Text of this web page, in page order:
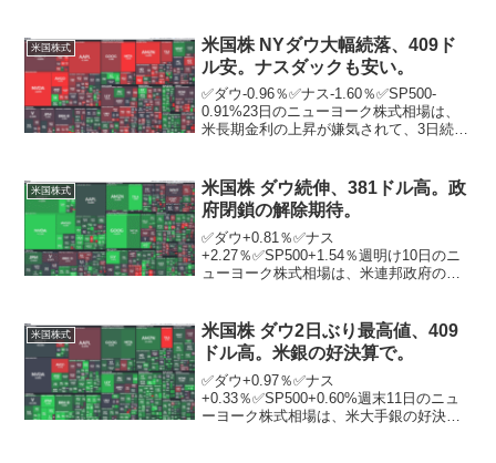
米国株式
米国株 NYダウ大幅続落、409ド
ル安。ナスダックも安い。
✅ダウ-0.96％✅ナス-1.60％✅SP500-
0.91%23日のニューヨーク株式相場は、
米長期金利の上昇が嫌気されて、3日続
発表された一連の経済指標で米景気...
米国株式
米国株 ダウ続伸、381ドル高。政
府閉鎖の解除期待。
✅ダウ+0.81％✅ナス
+2.27％✅SP500+1.54％週明け10日のニ
ューヨーク株式相場は、米連邦政府の一
来高は前週末比7806万株減の12億3212万
株。米上院...
米国株式
米国株 ダウ2日ぶり最高値、409
ドル高。米銀の好決算で。
✅ダウ+0.97％✅ナス
+0.33％✅SP500+0.60%週末11日のニュ
ーヨーク株式相場は、米大手銀の好決算